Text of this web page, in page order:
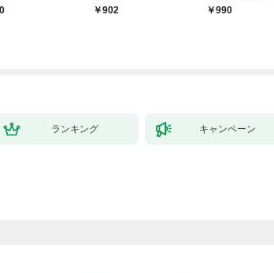
902
ミステリー・セ
990
ランキング キャンペーン